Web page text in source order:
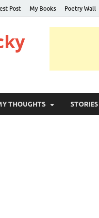
Post My Books Poetry Wall
THOUGHTS STORIES